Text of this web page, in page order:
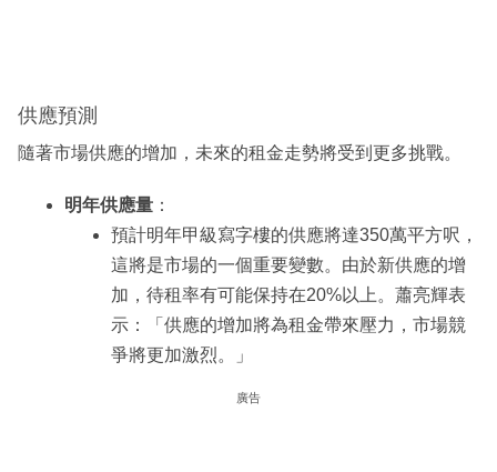
供應預測
隨著市場供應的增加，未來的租金走勢將受到更多挑戰。
明年供應量 ：
預計明年甲級寫字樓的供應將達350萬平方呎，
這將是市場的一個重要變數。由於新供應的增
加，待租率有可能保持在20%以上。蕭亮輝表
示：「供應的增加將為租金帶來壓力，市場競
爭將更加激烈。」
廣告